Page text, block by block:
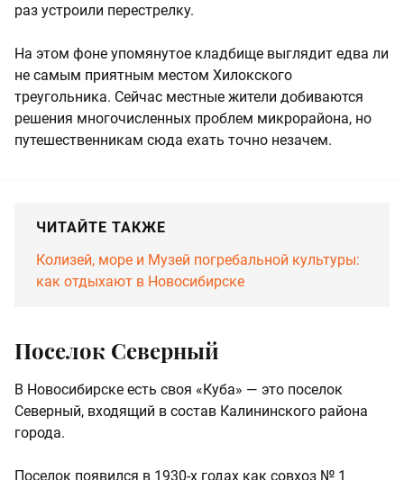
раз устроили перестрелку.
На этом фоне упомянутое кладбище выглядит едва ли
не самым приятным местом Хилокского
треугольника. Сейчас местные жители добиваются
решения многочисленных проблем микрорайона, но
путешественникам сюда ехать точно незачем.
ЧИТАЙТЕ ТАКЖЕ
Колизей, море и Музей погребальной культуры:
как отдыхают в Новосибирске
Поселок Северный
В Новосибирске есть своя «Куба» — это поселок
Северный, входящий в состав Калининского района
города.
Поселок появился в 1930-х годах как совхоз № 1